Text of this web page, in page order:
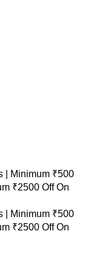
Minimum ₹500
₹2500 Off On
Minimum ₹500
₹2500 Off On